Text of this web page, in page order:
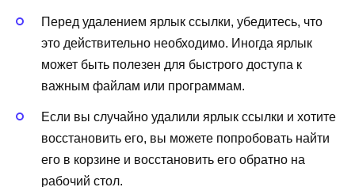
Перед удалением ярлык ссылки, убедитесь, что
это действительно необходимо. Иногда ярлык
может быть полезен для быстрого доступа к
важным файлам или программам.
Если вы случайно удалили ярлык ссылки и хотите
восстановить его, вы можете попробовать найти
его в корзине и восстановить его обратно на
рабочий стол.